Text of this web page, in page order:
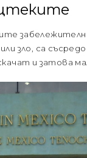
зло, са
и затова